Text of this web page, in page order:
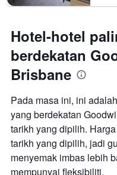
Hotel-hotel
berdekatan
Brisbane
Pada masa ini, ini
yang berdekatan
tarikh yang dipilih.
tarikh yang dipilih, jadi
menyemak imbas lebih
mempunyai fleksibiliti.